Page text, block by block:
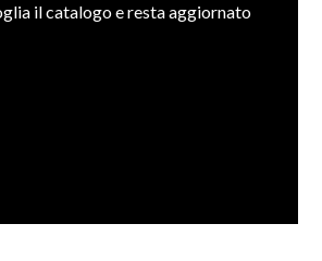
il catalogo e resta aggiornato